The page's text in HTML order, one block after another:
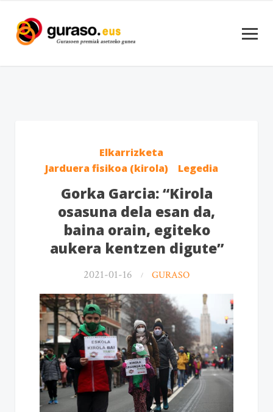
Elkarrizketa
Jarduera fisikoa (kirola)
Legedia
Gorka Garcia: “Kirola
osasuna dela esan da,
baina orain, egiteko
aukera kentzen digute”
2021-01-16 GURASO